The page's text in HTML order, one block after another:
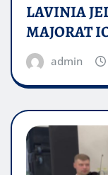
LAVINIA
MAJORAT
admin